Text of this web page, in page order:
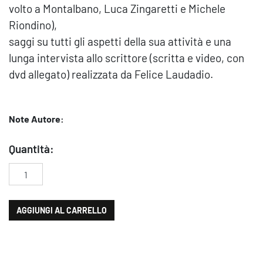
volto a Montalbano, Luca Zingaretti e Michele
Riondino),
saggi su tutti gli aspetti della sua attività e una
lunga intervista allo scrittore (scritta e video, con
dvd allegato) realizzata da Felice Laudadio.
Note Autore:
Quantità:
Camilleri secondo Camilleri: Camilleri docente al CSC, Il
AGGIUNGI AL CARRELLO